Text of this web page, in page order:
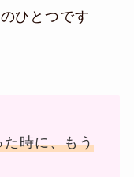
ひとつです
た時に、もう